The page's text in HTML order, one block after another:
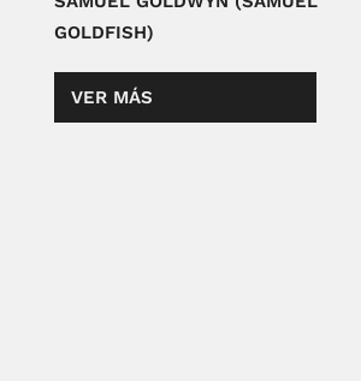
GOLDFISH)
VER MÁS